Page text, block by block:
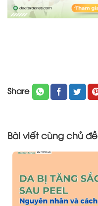
Share
Bài viết cùng chủ đề